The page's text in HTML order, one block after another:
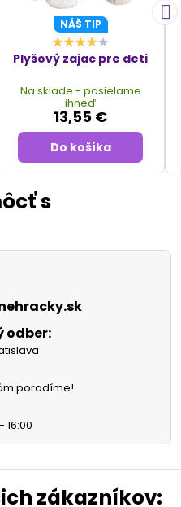
NÁŠ TIP
Plyšový zajac pre deti
Na sklade - posielame
ihneď
13,55 €
Do košíka
s
odber:
poradíme!
16:00
zákazníkov: